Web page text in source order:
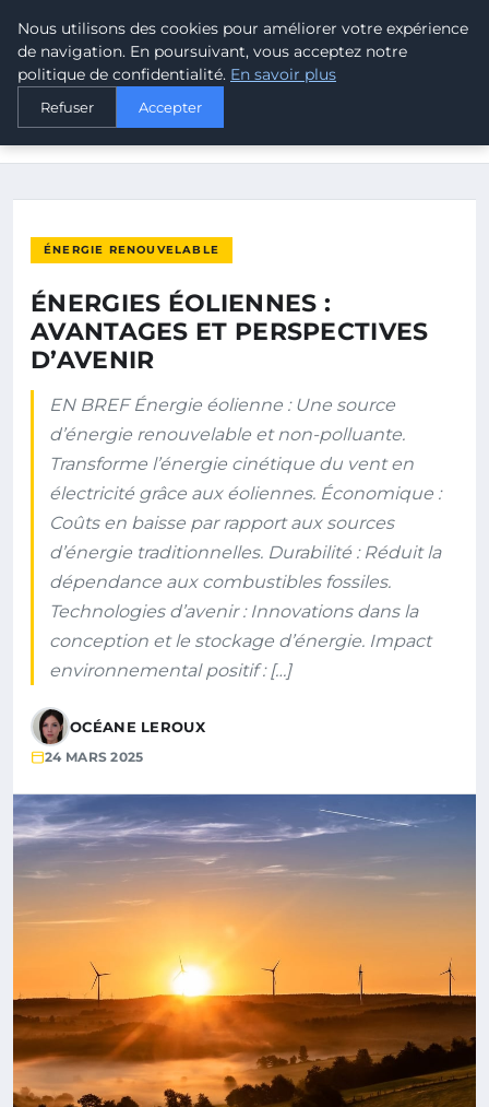
MALTA CLIMATE
ACCUEIL
ÉNERGIES ÉOLIENNES : AVANTAGES ET PERSPECTIVES
ÉNERGIE RENOUVELABLE
ÉNERGIES ÉOLIENNES :
AVANTAGES ET PERSPECTIVES
D’AVENIR
EN BREF Énergie éolienne : Une source
d’énergie renouvelable et non-polluante.
Transforme l’énergie cinétique du vent en
électricité grâce aux éoliennes. Économique :
Coûts en baisse par rapport aux sources
d’énergie traditionnelles. Durabilité : Réduit la
dépendance aux combustibles fossiles.
Technologies d’avenir : Innovations dans la
conception et le stockage d’énergie. Impact
environnemental positif : […]
OCÉANE LEROUX
24 MARS 2025
Nous utilisons des cookies pour améliorer votre expérience
de navigation. En poursuivant, vous acceptez notre
politique de confidentialité. En savoir plus
Refuser Accepter